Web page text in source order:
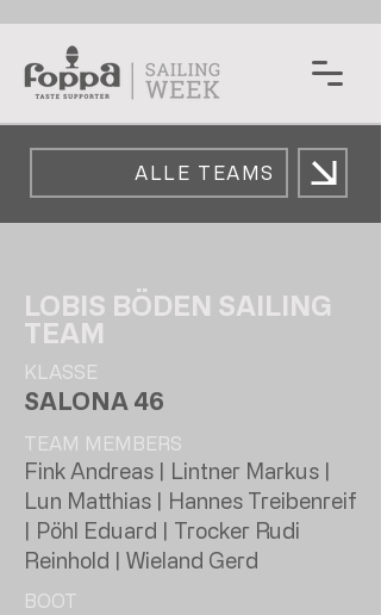
ALLE TEAMS
LOBIS BÖDEN SAILING
TEAM
KLASSE
SALONA 46
TEAM MEMBERS
Fink Andreas | Lintner Markus |
Lun Matthias | Hannes Treibenreif
| Pöhl Eduard | Trocker Rudi
Reinhold | Wieland Gerd
BOOT